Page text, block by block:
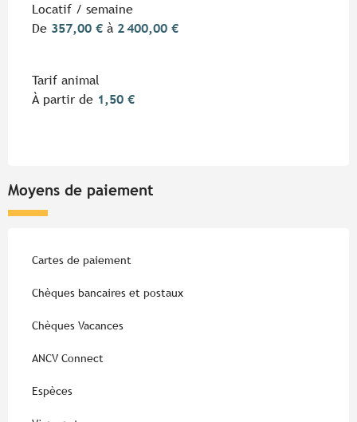
Locatif / semaine
De 357,00 € à 2 400,00 €
Tarif animal
À partir de 1,50 €
Moyens de paiement
Cartes de paiement
Chèques bancaires et postaux
Chèques Vacances
ANCV Connect
Espèces